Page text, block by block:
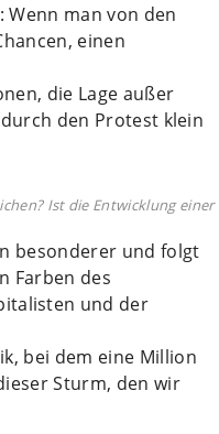
Wenn man von den
einen
die Lage außer
den Protest klein
Ist die Entwicklung einer
besonderer und folgt
Farben des
und der
bei dem eine Million
Sturm, den wir